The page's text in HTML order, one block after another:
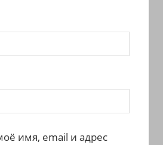
имя, email и адрес